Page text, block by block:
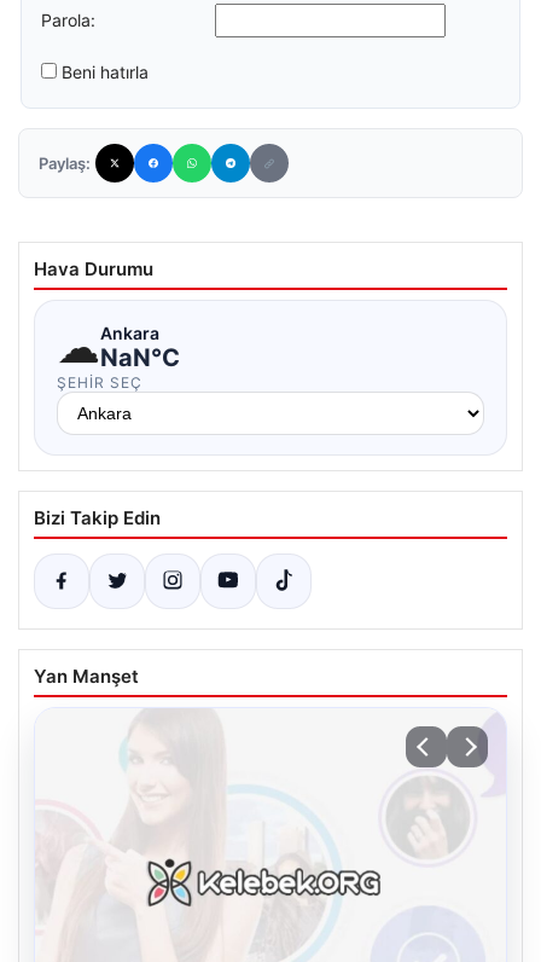
Parola:
Beni hatırla
Paylaş:
Hava Durumu
☁Ankara
NaN°C
ŞEHIR SEÇ
Bizi Takip Edin
Yan Manşet